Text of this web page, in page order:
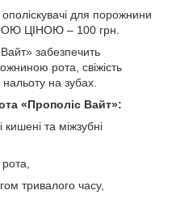
для порожнини
ЦІНОЮ – 100 грн.
забезпечить
рота, свіжість
на зубах.
«Прополіс Вайт»:
та міжзубні
тривалого часу,